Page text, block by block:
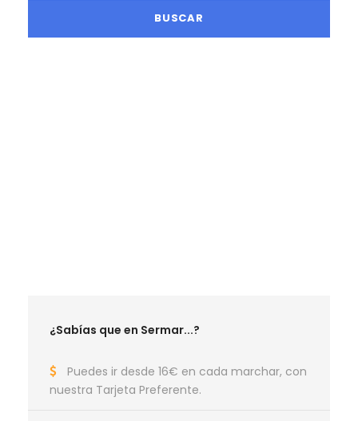
¿Sabías que en Sermar...?
Puedes ir desde 16€ en cada marchar, con
nuestra Tarjeta Preferente.